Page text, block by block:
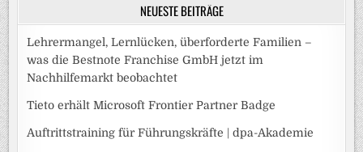
NEUESTE BEITRÄGE
Lehrermangel, Lernlücken, überforderte Familien –
was die Bestnote Franchise GmbH jetzt im
Nachhilfemarkt beobachtet
Tieto erhält Microsoft Frontier Partner Badge
Auftrittstraining für Führungskräfte | dpa-Akademie